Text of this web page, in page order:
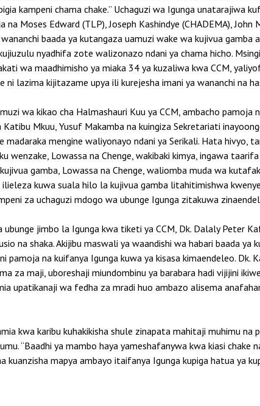
kampeni chama chake.” Uchaguzi wa Igunga unatarajiwa
Moses Edward (TLP), Joseph Kashindye (CHADEMA),
baada ya kutangaza uamuzi wake wa kujivua
nyadhifa zote walizonazo ndani ya chama hicho.
wa maadhimisho ya miaka 34 ya kuzaliwa kwa CCM,
ni lazima kijitazame upya ili kurejesha imani ya wananchi na
wa kikao cha Halmashauri Kuu ya CCM, ambacho
Mkuu, Yusuf Makamba na kuingiza Sekretariati
madaraka mengine waliyonayo ndani ya Serikali. Hata hivyo,
wenzake, Lowassa na Chenge, wakibaki kimya, ingawa
gamba, Lowassa na Chenge, waliomba muda wa
ilieleza kuwa suala hilo la kujivua gamba litahitimishwa
za uchaguzi mdogo wa ubunge Igunga zitakuwa
ubunge jimbo la Igunga kwa tiketi ya CCM, Dk. Dalaly Peter
na shaka. Akijibu maswali ya waandishi wa habari baada
pamoja na kuifanya Igunga kuwa ya kisasa kimaendeleo.
za maji, uboreshaji miundombinu ya barabara hadi vijijini
upatikanaji wa fedha za mradi huo ambazo alisema
kwa karibu kuhakikisha shule zinapata mahitaji muhimu
“Baadhi ya mambo haya yameshafanywa kwa kiasi
kuanzisha mapya ambayo itaifanya Igunga kupiga hatua ya